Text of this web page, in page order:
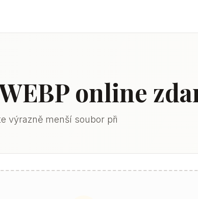
online
výrazně menší soubor při